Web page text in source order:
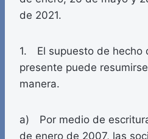
de 2021.
1. El supuesto de hecho
presente puede
manera.
a) Por medio de
de enero de 2007, las